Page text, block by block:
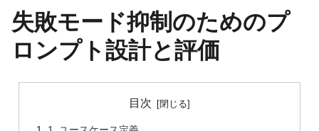
失敗モード抑制のためのプ
ロンプト設計と評価
目次